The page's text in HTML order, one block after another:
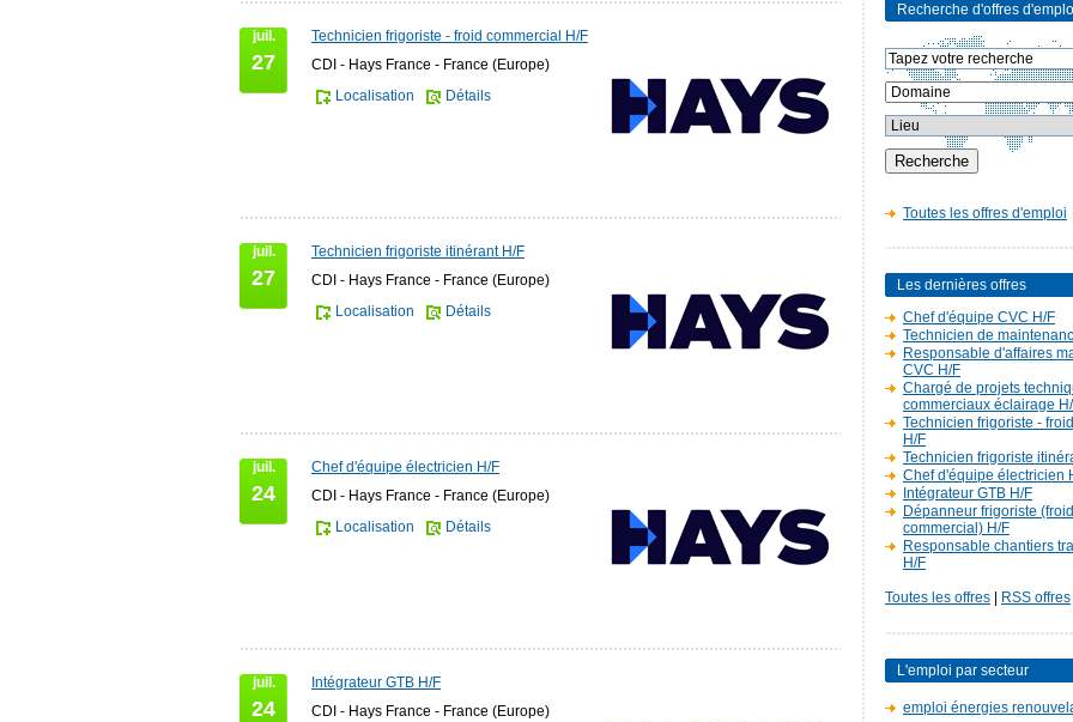
juil.
27
Technicien frigoriste - froid commercial H/F
CDI - Hays France - France (Europe)
Localisation
Détails
juil.
27
Technicien frigoriste itinérant H/F
CDI - Hays France - France (Europe)
Localisation
Détails
juil.
24
Chef d'équipe électricien H/F
CDI - Hays France - France (Europe)
Localisation
Détails
juil.
24
Intégrateur GTB H/F
CDI - Hays France - France (Europe)
Recherche d'offres
Toutes les offres d'emploi
Les dernières offres
Chef d'équipe CVC H/F
Technicien de
Responsable d'affaires
CVC H/F
Chargé de projets
commerciaux éclairage
Technicien frigoriste -
H/F
Technicien frigoriste
Chef d'équipe électricien
Intégrateur GTB H/F
Dépanneur frigoriste (froid
commercial) H/F
Responsable chantiers
H/F
Toutes les offres RSS offres
L'emploi par secteur
emploi énergies